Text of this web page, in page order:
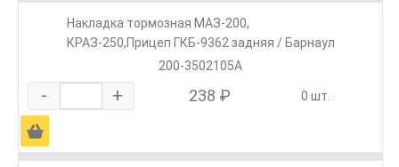
Накладка тормозная МАЗ-200,
КРАЗ-250,Прицеп ГКБ-9362 задняя / Барнаул
200-3502105А
- + 238 ₽ 0 шт.
Ä